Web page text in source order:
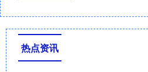
热点资讯